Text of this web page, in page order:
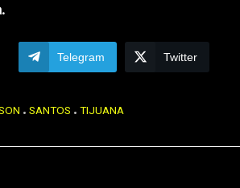
Telegram Twitter
SANTOS TIJUANA